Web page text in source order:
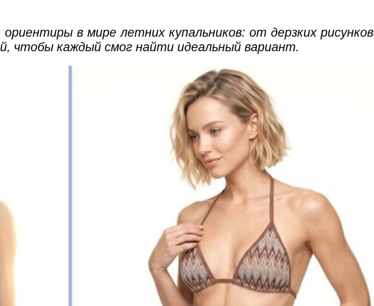
в мире летних купальников: от дерзких рисунков
чтобы каждый смог найти идеальный вариант.